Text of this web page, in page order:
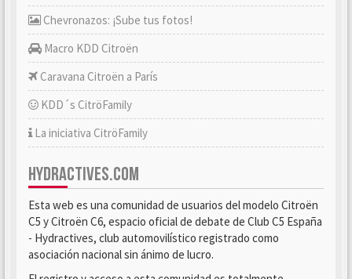
Chevronazos: ¡Sube tus fotos!
Macro KDD Citroën
Caravana Citroën a París
KDD´s CitröFamily
La iniciativa CitröFamily
HYDRACTIVES.COM
Esta web es una comunidad de usuarios del modelo Citroën
C5 y Citroën C6, espacio oficial de debate de Club C5 España
- Hydractives, club automovilístico registrado como
asociación nacional sin ánimo de lucro.